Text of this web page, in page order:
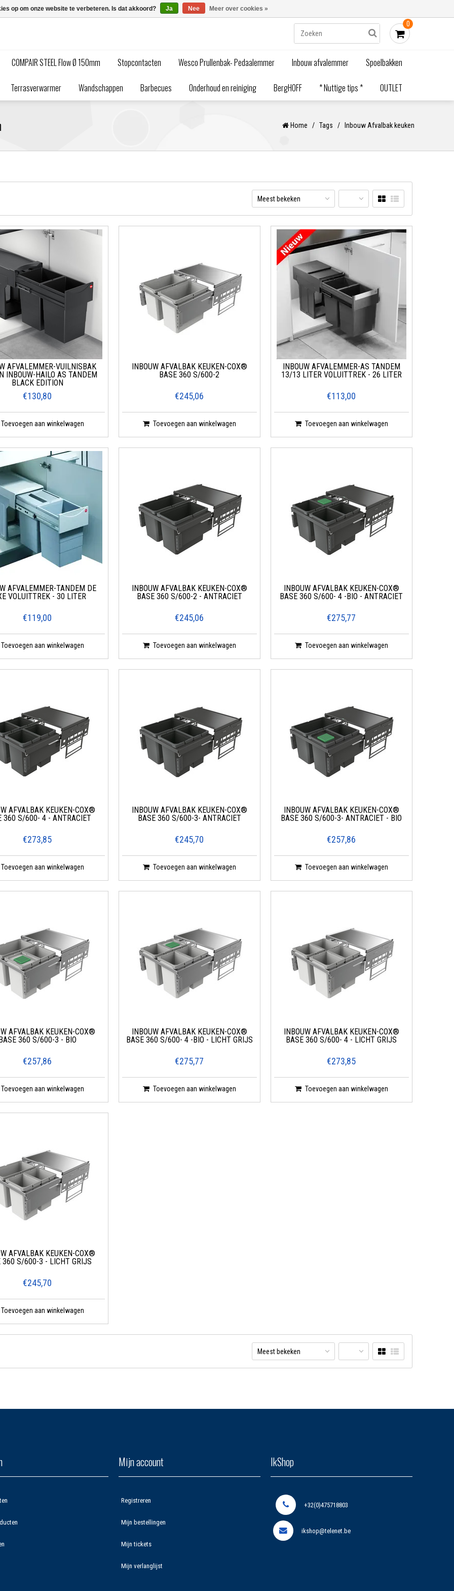
0
COMPAIR STEEL Flow Ø 150mm Stopcontacten Wesco Prullenbak- Pedaalemmer Inbouw afvalemmer Spoelbakken
Terrasverwarmer Wandschappen Barbecues Onderhoud en reiniging BergHOFF * Nuttige tips * OUTLET
Home / Tags / Inbouw Afvalbak keuken
Meest bekeken
AFVALEMMER-VUILNISBAK
INBOUW-HAILO AS TANDEM
BLACK EDITION
€130,80
Toevoegen aan winkelwagen
INBOUW AFVALBAK KEUKEN-COX®
BASE 360 S/600-2
€245,06
Toevoegen aan winkelwagen
INBOUW AFVALEMMER-AS TANDEM
13/13 LITER VOLUITTREK - 26 LITER
€113,00
Toevoegen aan winkelwagen
AFVALEMMER-TANDEM DE
VOLUITTREK - 30 LITER
€119,00
Toevoegen aan winkelwagen
INBOUW AFVALBAK KEUKEN-COX®
BASE 360 S/600-2 - ANTRACIET
€245,06
Toevoegen aan winkelwagen
INBOUW AFVALBAK KEUKEN-COX®
BASE 360 S/600- 4 -BIO - ANTRACIET
€275,77
Toevoegen aan winkelwagen
AFVALBAK KEUKEN-COX®
360 S/600- 4 - ANTRACIET
€273,85
Toevoegen aan winkelwagen
INBOUW AFVALBAK KEUKEN-COX®
BASE 360 S/600-3- ANTRACIET
€245,70
Toevoegen aan winkelwagen
INBOUW AFVALBAK KEUKEN-COX®
BASE 360 S/600-3- ANTRACIET - BIO
€257,86
Toevoegen aan winkelwagen
AFVALBAK KEUKEN-COX®
360 S/600-3 - BIO
€257,86
Toevoegen aan winkelwagen
INBOUW AFVALBAK KEUKEN-COX®
BASE 360 S/600- 4 -BIO - LICHT GRIJS
€275,77
Toevoegen aan winkelwagen
INBOUW AFVALBAK KEUKEN-COX®
BASE 360 S/600- 4 - LICHT GRIJS
€273,85
Toevoegen aan winkelwagen
AFVALBAK KEUKEN-COX®
360 S/600-3 - LICHT GRIJS
€245,70
Toevoegen aan winkelwagen
Meest bekeken
Mijn account
Registreren
Mijn bestellingen
Mijn tickets
Mijn verlanglijst
IkShop
+32(0)475718803
ikshop@telenet.be
op om onze website te verbeteren. Is dat akkoord? Ja Nee Meer over cookies »